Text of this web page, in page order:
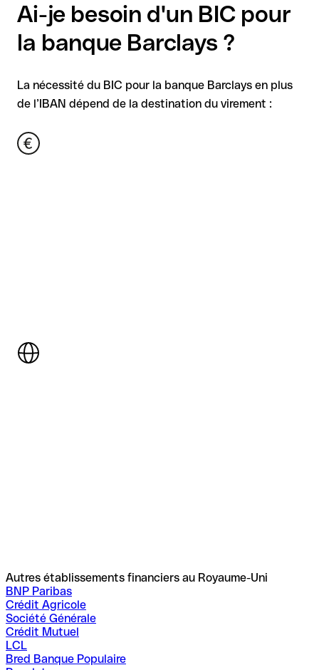
Ai-je besoin d'un BIC pour
la banque Barclays ?
La nécessité du BIC pour la banque Barclays en plus
de l’IBAN dépend de la destination du virement :
Autres établissements financiers au Royaume-Uni
BNP Paribas
Crédit Agricole
Société Générale
Crédit Mutuel
LCL
Bred Banque Populaire